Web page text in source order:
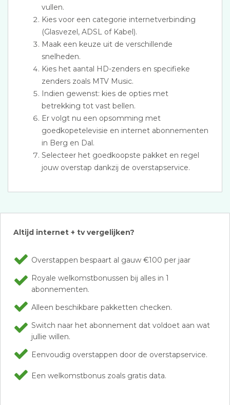
vullen.
Kies voor een categorie internetverbinding
(Glasvezel, ADSL of Kabel).
Maak een keuze uit de verschillende
snelheden.
Kies het aantal HD-zenders en specifieke
zenders zoals MTV Music.
Indien gewenst: kies de opties met
betrekking tot vast bellen.
Er volgt nu een opsomming met
goedkopetelevisie en internet abonnementen
in Berg en Dal.
Selecteer het goedkoopste pakket en regel
jouw overstap dankzij de overstapservice.
Altijd internet + tv vergelijken?
Overstappen bespaart al gauw €100 per jaar
Royale welkomstbonussen bij alles in 1
abonnementen.
Alleen beschikbare pakketten checken.
Switch naar het abonnement dat voldoet aan wat
jullie willen.
Eenvoudig overstappen door de overstapservice.
Een welkomstbonus zoals gratis data.